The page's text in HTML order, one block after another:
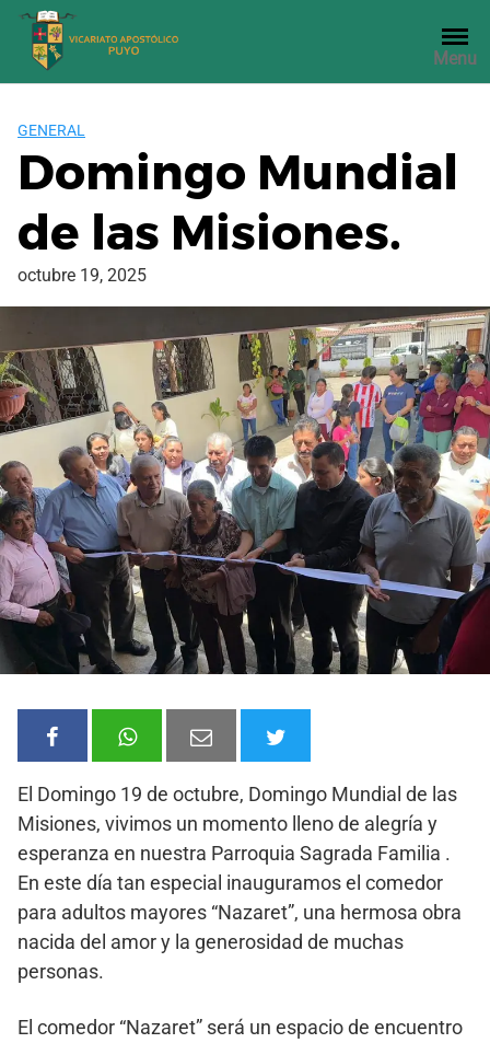
Saltar
contenido
Menu
GENERAL
Domingo Mundial
de las Misiones.
octubre 19, 2025
El Domingo 19 de octubre, Domingo Mundial de las
Misiones, vivimos un momento lleno de alegría y
esperanza en nuestra Parroquia Sagrada Familia .
En este día tan especial inauguramos el comedor
para adultos mayores “Nazaret”, una hermosa obra
nacida del amor y la generosidad de muchas
personas.
El comedor “Nazaret” será un espacio de encuentro